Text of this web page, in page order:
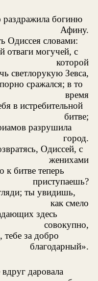
раздражила богиню
Афину.
Одиссея словами:
отваги могучей, с
которой
светлорукую Зевса,
сражался; в то
время
в истребительной
битве;
разрушила
город.
Одиссей, с
женихами
к битве теперь
приступаешь?
ты увидишь,
как смело
здесь
совокупно,
за добро
благодарный».
даровала